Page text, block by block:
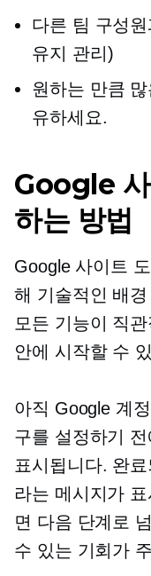
다른 팀 구성
유지 관리)
원하는 만큼
유하세요.
Google
하는 방법
Google 사이트
해 기술적인 배
모든 기능이 직관
안에 시작할 수
아직 Google 계
구를 설정하기
표시됩니다. 완
라는 메시지가
면 다음 단계로
수 있는 기회가